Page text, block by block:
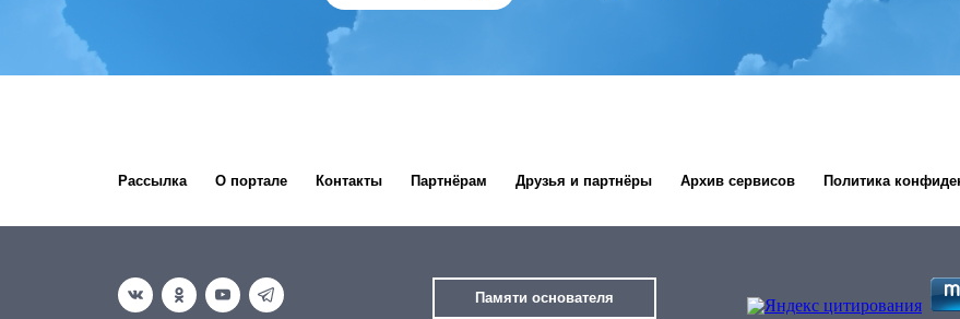
Рассылка О портале Контакты Партнёрам Друзья и партнёры Архив сервисов Политика
Памяти основателя